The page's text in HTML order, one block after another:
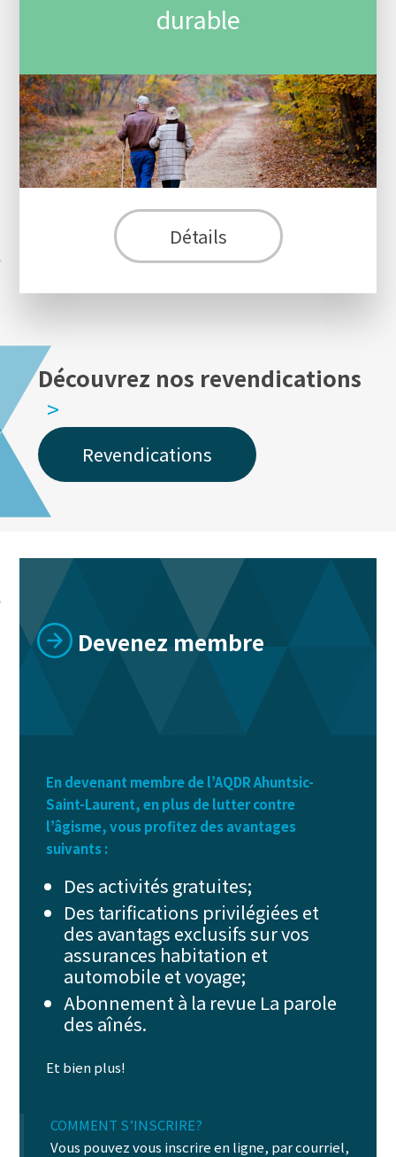
durable
Détails
Découvrez nos revendications
>
Revendications
Devenez membre
En devenant membre de l’AQDR Ahuntsic-
Saint-Laurent, en plus de lutter contre
l’âgisme, vous profitez des avantages
suivants :
Des activités gratuites;
Des tarifications privilégiées et
des avantags exclusifs sur vos
assurances habitation et
automobile et voyage;
Abonnement à la revue La parole
des aînés.
Et bien plus!
COMMENT S’INSCRIRE?
Vous pouvez vous inscrire en ligne, par courriel,